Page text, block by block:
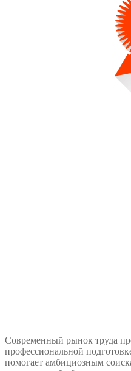
Современный рынок труда
профессиональной
помогает амбициозным